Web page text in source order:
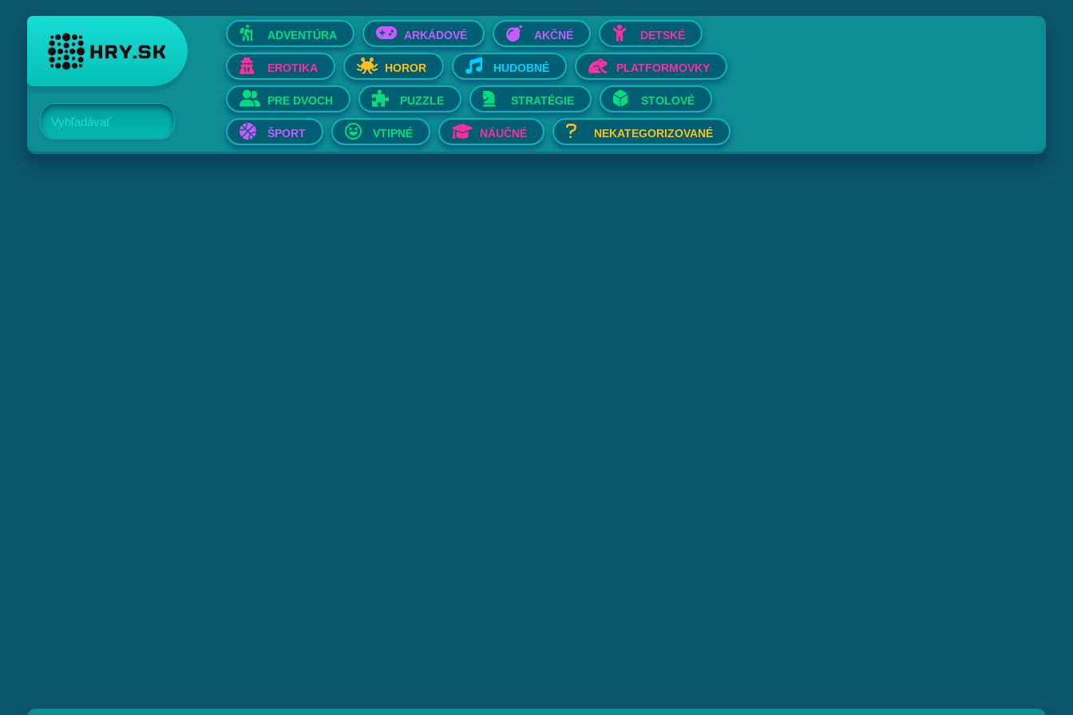
Vyhľadávať
ADVENTÚRA ARKÁDOVÉ AKČNÉ DETSKÉ
EROTIKA HOROR HUDOBNÉ PLATFORMOVKY
PRE DVOCH PUZZLE STRATÉGIE STOLOVÉ
ŠPORT VTIPNÉ NÁUČNÉ NEKATEGORIZOVANÉ